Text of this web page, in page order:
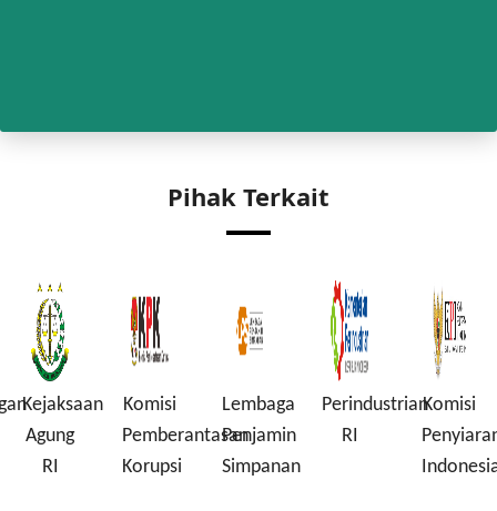
Pihak Terkait
Kejaksaan
Agung
RI
Komisi
Pemberantasan
Korupsi
Lembaga
Penjamin
Simpanan
Perindustrian
RI
Komisi